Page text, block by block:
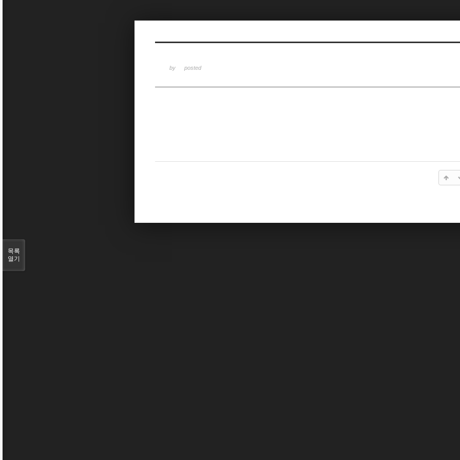
by posted
목록
열기
Sketchbook5, 스케치북5